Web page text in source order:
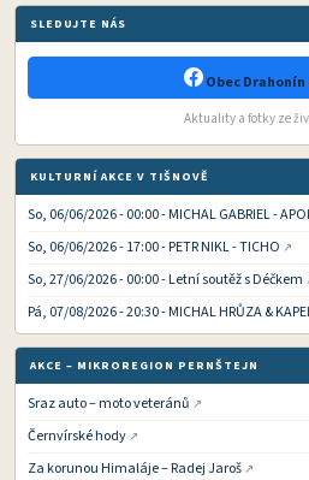
SLEDUJTE NÁS
Obec Drahonín
Aktuality a fotky ze
KULTURNÍ AKCE V TIŠNOVĚ
So, 06/06/2026 - 00:00 - MICHAL GABRIEL -
So, 06/06/2026 - 17:00 - PETR NIKL - TICHO
So, 27/06/2026 - 00:00 - Letní soutěž s Déčkem
Pá, 07/08/2026 - 20:30 - MICHAL HRŮZA &
AKCE – MIKROREGION PERNŠTEJN
Sraz auto – moto veteránů
Černvírské hody
Za korunou Himaláje – Radej Jaroš